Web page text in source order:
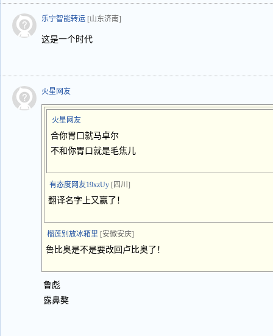
乐宁智能转运 [山东济南]
这是一个时代
火星网友
火星网友
合你胃口就马卓尔
不和你胃口就是毛焦儿
有态度网友19xzUy [四川]
翻译名字上又赢了！
榴莲别放冰箱里 [安徽安庆]
鲁比奥是不是要改回卢比奥了！
鲁彪
露鼻獒